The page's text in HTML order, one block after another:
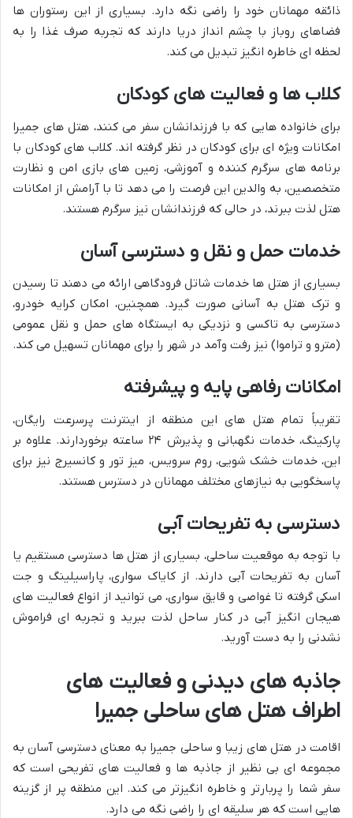
ذائقه مهمانان خود را راضی نگه دارد. بسیاری از این رستوران ها
فضاهای روباز با چشم انداز دریا دارند که تجربه صرف غذا را به
لحظه ای خاطره انگیز تبدیل می کند.
کلاب ها و فعالیت های کودکان
برای خانواده هایی که با فرزندانشان سفر می کنند، هتل های جمیرا
امکانات ویژه ای برای کودکان در نظر گرفته اند. کلاب های کودکان با
برنامه های سرگرم کننده و آموزشی، زمین های بازی امن و نظارت
متخصصین، به والدین این فرصت را می دهد تا با آرامش از امکانات
هتل لذت ببرند، در حالی که فرزندانشان نیز سرگرم هستند.
خدمات حمل و نقل و دسترسی آسان
بسیاری از هتل ها خدمات شاتل فرودگاهی ارائه می دهند تا رسیدن
و ترک هتل به آسانی صورت گیرد. همچنین، امکان کرایه خودرو،
دسترسی به تاکسی و نزدیکی به ایستگاه های حمل و نقل عمومی
(مترو و تراموا) نیز رفت وآمد در شهر را برای مهمانان تسهیل می کند.
امکانات رفاهی پایه و پیشرفته
تقریباً تمام هتل های این منطقه از اینترنت پرسرعت رایگان،
پارکینگ، خدمات نگهبانی و پذیرش ۲۴ ساعته برخوردارند. علاوه بر
این، خدمات خشک شویی، روم سرویس، میز تور و کانسیرج نیز برای
پاسخگویی به نیازهای مختلف مهمانان در دسترس هستند.
دسترسی به تفریحات آبی
با توجه به موقعیت ساحلی، بسیاری از هتل ها دسترسی مستقیم یا
آسان به تفریحات آبی دارند. از کایاک سواری، پاراسیلینگ و جت
اسکی گرفته تا غواصی و قایق سواری، می توانید از انواع فعالیت های
هیجان انگیز آبی در کنار ساحل لذت ببرید و تجربه ای فراموش
نشدنی را به دست آورید.
جاذبه های دیدنی و فعالیت های
اطراف هتل های ساحلی جمیرا
اقامت در هتل های زیبا و ساحلی جمیرا به معنای دسترسی آسان به
مجموعه ای بی نظیر از جاذبه ها و فعالیت های تفریحی است که
سفر شما را پربارتر و خاطره انگیزتر می کند. این منطقه پر از گزینه
هایی است که هر سلیقه ای را راضی نگه می دارد.